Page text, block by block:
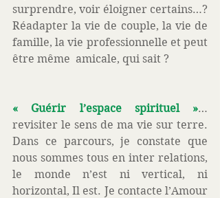
surprendre, voir éloigner certains…?
Réadapter la vie de couple, la vie de
famille, la vie professionnelle et peut
être même  amicale, qui sait ?
« Guérir l’espace spirituel »…
revisiter le sens de ma vie sur terre.
Dans ce parcours, je constate que
nous sommes tous en inter relations,
le monde n’est ni vertical, ni
horizontal, Il est. Je contacte l’Amour